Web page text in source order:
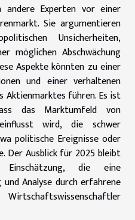
Experten vor einer
Sie argumentieren
Unsicherheiten,
möglichen Abschwächung
Aspekte könnten zu einer
und einer verhaltenen
Aktienmarktes führen. Es ist
das Marktumfeld von
wird, die schwer
politische Ereignisse oder
Der Ausblick für 2025 bleibt
die eine
Analyse durch erfahrene